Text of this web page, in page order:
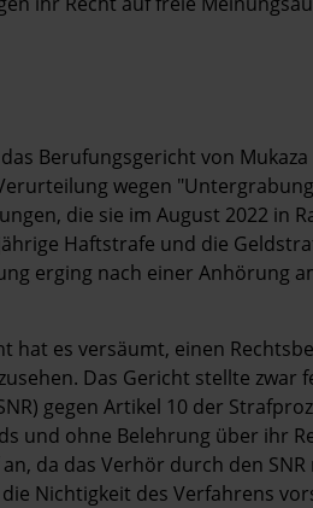
Berufungsgericht von
wegen
die sie im August 2022 in
Haftstrafe und die
erging nach einer Anhörung
hat es versäumt, einen
Das Gericht stellte
gegen Artikel 10 der
und ohne Belehrung über ihr
da das Verhör durch den
Nichtigkeit des Verfahrens